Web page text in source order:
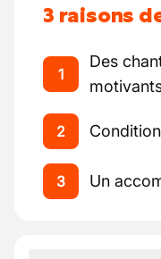
3 raisons
1
Des
2
3 Un